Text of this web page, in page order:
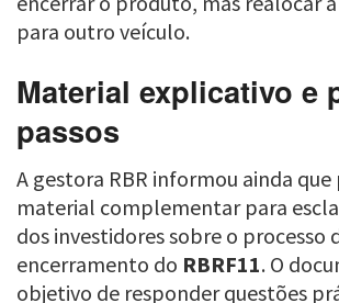
para outro veículo.
Material explicativo e
passos
A gestora RBR informou ainda
material complementar para
dos investidores sobre o processo
encerramento do RBRF11. O
objetivo de responder questões